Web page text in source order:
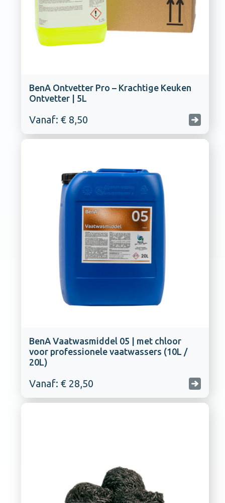
BenA Ontvetter Pro – Krachtige Keuken
Ontvetter | 5L
Vanaf: € 8,50
BenA Vaatwasmiddel 05 | met chloor
voor professionele vaatwassers (10L /
20L)
Vanaf: € 28,50